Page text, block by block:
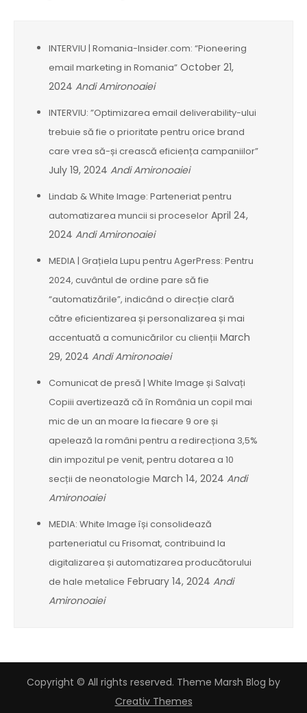
INTERVIU | Romania-Insider.com: “Pioneering
email marketing in Romania” October 21,
2024 Andi Amironoaiei
INTERVIU: ”Optimizarea email deliverability-ului
trebuie să fie o prioritate pentru orice brand
care vrea să-și crească eficiența campaniilor”
July 19, 2024 Andi Amironoaiei
Lindab & White Image: Parteneriat pentru
automatizarea muncii si proceselor April 24,
2024 Andi Amironoaiei
MEDIA | Grațiela Lupu pentru AgerPress: Pentru
2024, cuvântul de ordine pare să fie
“automatizările”, indicând o direcție clară
către eficientizarea și personalizarea și mai
accentuată a comunicărilor cu clienții March
29, 2024 Andi Amironoaiei
Comunicat de presă | White Image și Salvați
Copiii avertizează că în România un copil mai
mic de un an moare la fiecare 9 ore și
apelează la români pentru a redirecționa 3,5%
din impozitul pe venit, pentru dotarea a 10
secții de neonatologie March 14, 2024 Andi
Amironoaiei
MEDIA: White Image își consolidează
parteneriatul cu Frisomat, contribuind la
digitalizarea și automatizarea producătorului
de hale metalice February 14, 2024 Andi
Amironoaiei
Copyright © All rights reserved. Theme Marsh Blog by
Creativ Themes